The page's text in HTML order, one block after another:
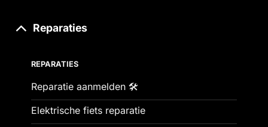
Reparaties
REPARATIES
Reparatie aanmelden 🛠️
Elektrische fiets reparatie